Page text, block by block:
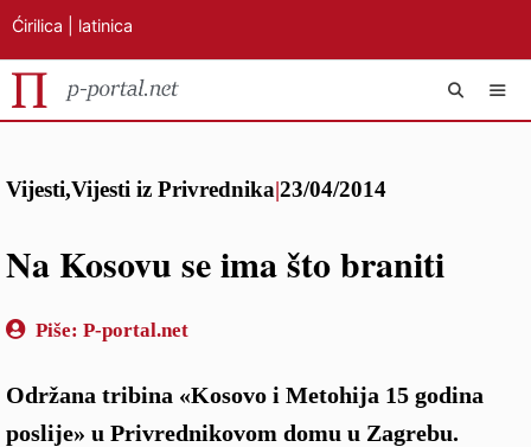
sadržaj
Ćirilica latinica
Vijesti,Vijesti iz Privrednika|23/04/2014
Na Kosovu se ima što braniti
Piše: P-portal.net
Održana tribina «Kosovo i Metohija 15 godina
poslije» u Privrednikovom domu u Zagrebu.